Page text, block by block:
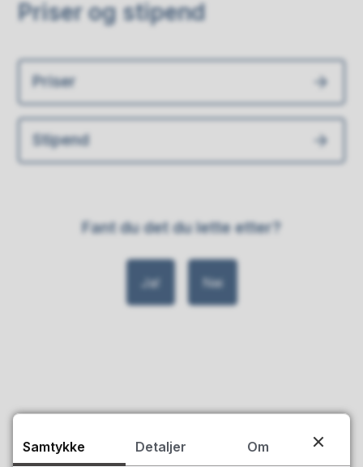
Priser og stipend
Priser
Stipend
Fant du det du lette etter?
Ja Nei
Levanger kommune
Samtykke Detaljer
Om